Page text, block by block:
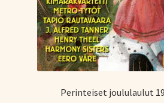
Perinteiset joululaulut